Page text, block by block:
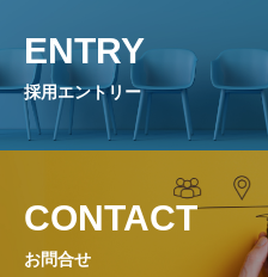
ENTRY
採用エントリー
CONTACT
お問合せ